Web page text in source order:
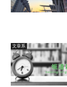
文章系